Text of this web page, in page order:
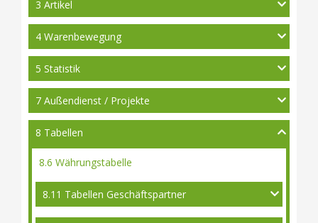
3 Artikel
4 Warenbewegung
5 Statistik
7 Außendienst / Projekte
8 Tabellen
8.6 Währungstabelle
8.11 Tabellen Geschäftspartner